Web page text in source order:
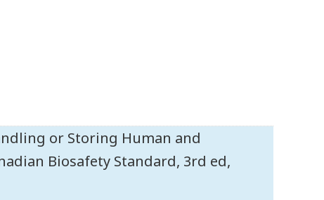
or Storing Human and
Biosafety Standard, 3rd ed,